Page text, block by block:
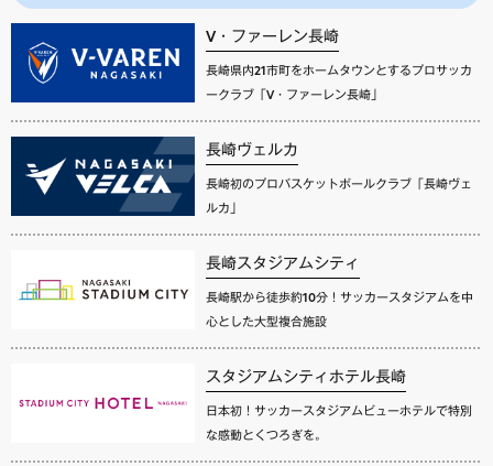
V・ファーレン長崎
長崎県内21市町をホームタウンとするプロサッカ
ークラブ「V・ファーレン長崎」
長崎ヴェルカ
長崎初のプロバスケットボールクラブ「長崎ヴェ
ルカ」
長崎スタジアムシティ
長崎駅から徒歩約10分！サッカースタジアムを中
心とした大型複合施設
スタジアムシティホテル長崎
日本初！サッカースタジアムビューホテルで特別
な感動とくつろぎを。